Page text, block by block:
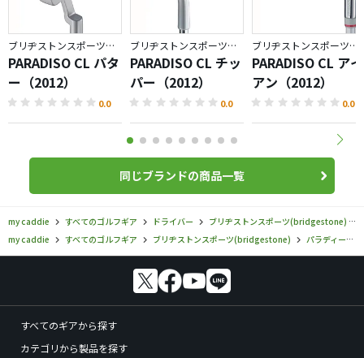
ブリヂストンスポーツ／パラディーゾ
PARADISO CL パタ
ー（2012）
0.0
ブリヂストンスポーツ／パラディーゾ
PARADISO CL チッ
パー（2012）
0.0
ブリヂストンスポーツ／パラディーゾ
PARADISO CL アイ
アン（2012）
0.0
同じブランドの商品一覧
my caddie すべてのゴルフギア ドライバー ブリヂストンスポーツ(bridgestone)
my caddie
すべてのゴルフギア ブリヂストンスポーツ(bridgestone) パラディーゾ
すべてのギアから探す
カテゴリから製品を探す